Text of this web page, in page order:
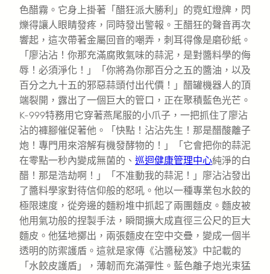
色醋霧。它身上掛著「醋狂派大勝利」的霓虹燈牌，閃
爍得讓人眼睛發疼，同時發出警報。王醋狂的聲音再次
響起，這次帶著金屬回音的嘲弄，刺耳得像是磨砂紙。
「廖沾沾！你那充滿腐敗氣味的蒜泥，是對醬料學的侮
辱！必須淨化！」「你將為你那百分之五的醬油，以及
百分之九十五的邪惡蒜頭付出代價！」醋罐機器人的頂
端裂開，露出了一個巨大的管口，正在聚積藍色光芒。
K-999特務用它穿著燕尾服的小爪子，一把抓住了廖沾
沾的褲腳催促著他。「快點！沾沾先生！那是醋酸離子
炮！專門用來溶解有機發酵物的！」「它會把你的蒜泥
在零點一秒內變成無菌的、 巡迴健康管理中心純淨的白
醋！那是浩劫啊！」「不准動我的蒜泥！」廖沾沾發出
了醬料學家對待信仰般的怒吼。他以一種專業包水餃的
極限速度，從旁邊的麵粉堆中抓起了兩團麵皮。麵皮被
他用氣功般的捏製手法，瞬間擴大成直徑三公尺的巨大
麵皮。他猛地擲出，兩張麵皮在空中交疊，變成一個半
透明的防禦護盾。這就是家傳《沾醬秘笈》中記載的
「水餃皮護盾」，薄韌而充滿彈性。藍色離子炮光束猛